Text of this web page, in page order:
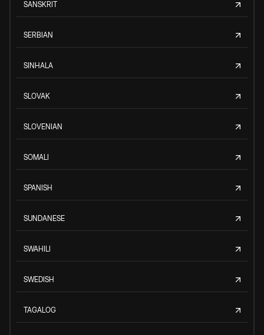
SANSKRIT
SERBIAN
SINHALA
SLOVAK
SLOVENIAN
SOMALI
SPANISH
SUNDANESE
SWAHILI
SWEDISH
TAGALOG